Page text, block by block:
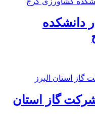
دانشکده
گاز استان